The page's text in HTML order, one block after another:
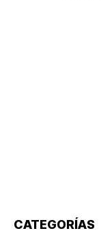
CATEGORÍAS